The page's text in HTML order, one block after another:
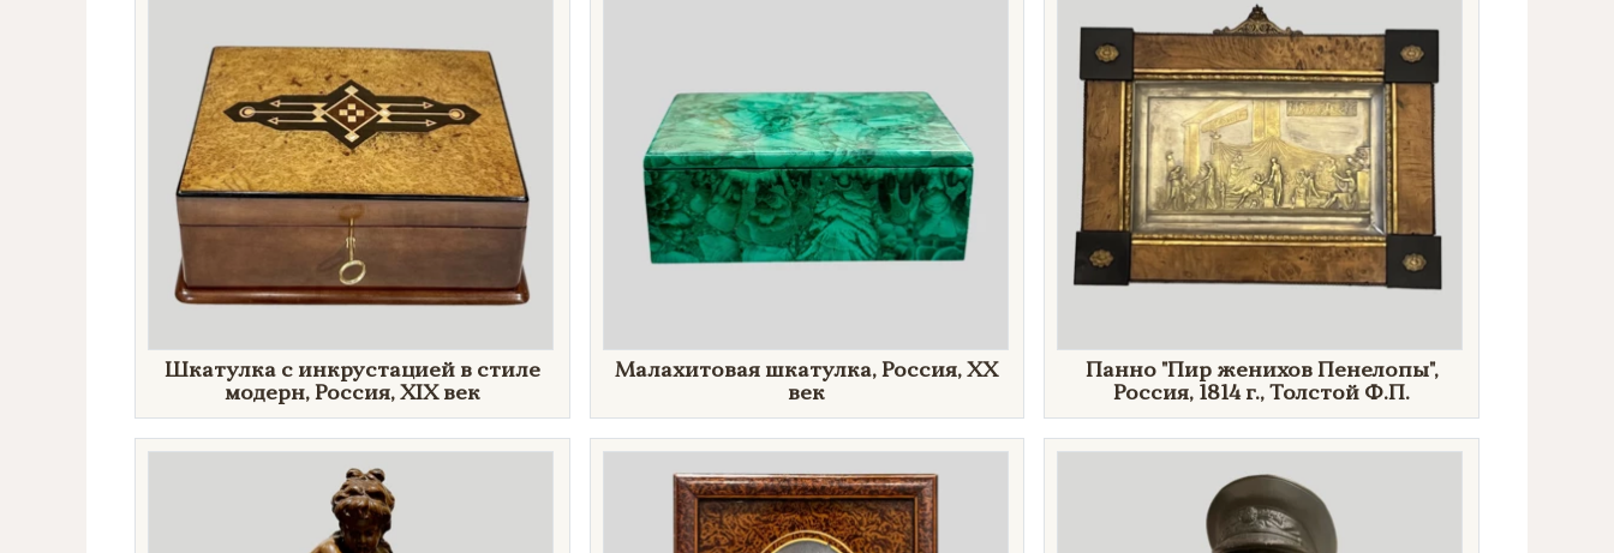
Шкатулка с инкрустацией в стиле
модерн, Россия, XIX век
​Малахитовая шкатулка, Россия, XX
век
Панно "Пир женихов Пенелопы",
Россия, 1814 г., Толстой Ф.П.